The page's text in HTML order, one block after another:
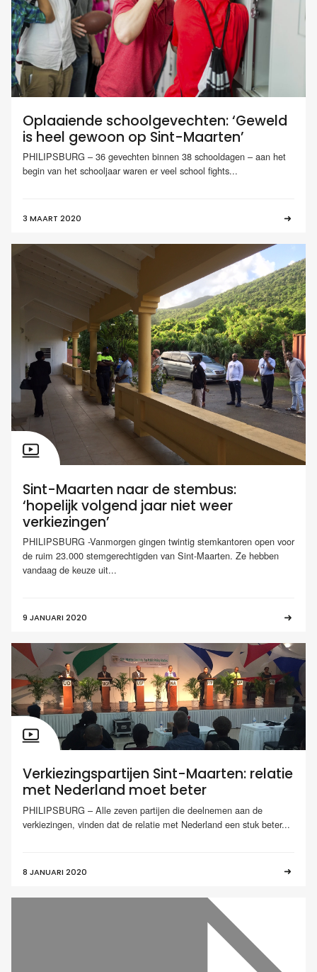
Oplaaiende schoolgevechten: ‘Geweld
is heel gewoon op Sint-Maarten’
PHILIPSBURG – 36 gevechten binnen 38 schooldagen – aan het
begin van het schooljaar waren er veel school fights...
3 MAART 2020
Sint-Maarten naar de stembus:
‘hopelijk volgend jaar niet weer
verkiezingen’
PHILIPSBURG -Vanmorgen gingen twintig stemkantoren open voor
de ruim 23.000 stemgerechtigden van Sint-Maarten. Ze hebben
vandaag de keuze uit...
9 JANUARI 2020
Verkiezingspartijen Sint-Maarten: relatie
met Nederland moet beter
PHILIPSBURG – Alle zeven partijen die deelnemen aan de
verkiezingen, vinden dat de relatie met Nederland een stuk beter...
8 JANUARI 2020